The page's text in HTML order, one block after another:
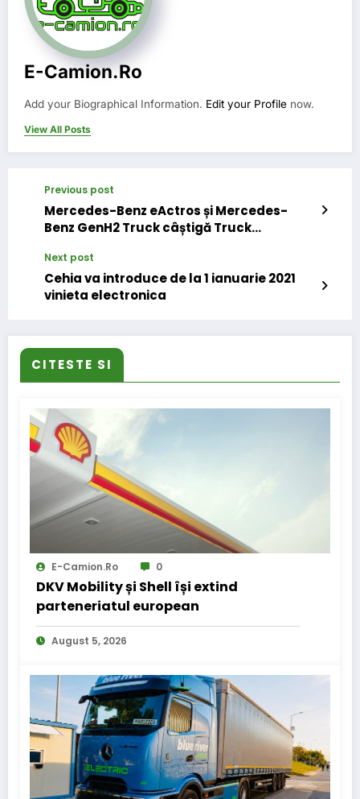
E-Camion.ro
Add your Biographical Information. Edit your Profile now.
View All Posts
Previous post
Mercedes-Benz eActros și Mercedes-
Benz GenH2 Truck câștigă Truck
Next post
Cehia va introduce de la 1 ianuarie 2021
vinieta electronica
CITESTE SI
E-Camion.ro 0
DKV Mobility și Shell își extind
parteneriatul european
August 5, 2026